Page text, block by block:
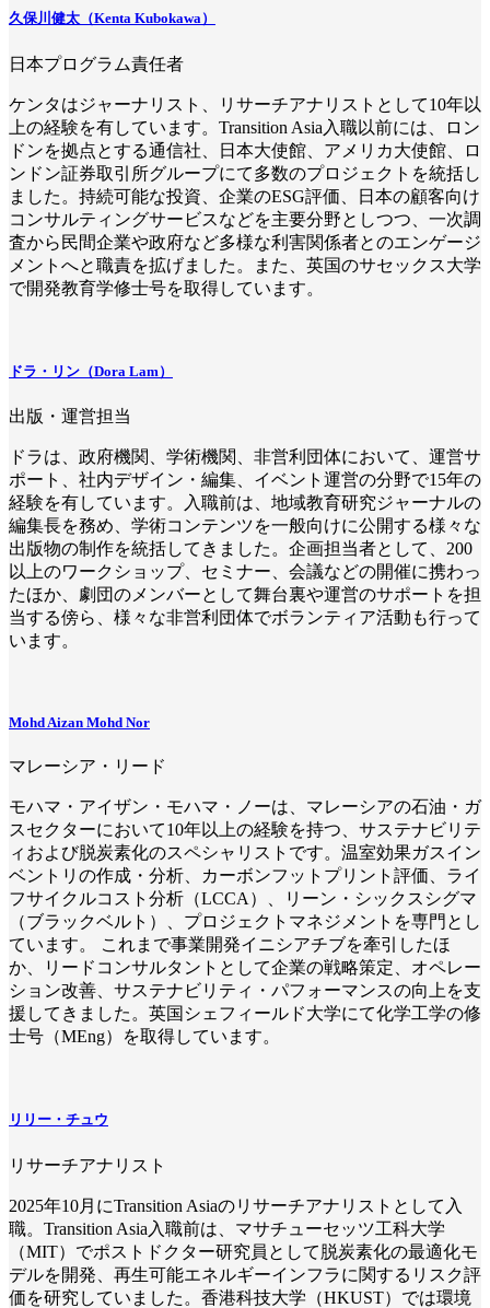
久保川健太（Kenta Kubokawa）
日本プログラム責任者
ケンタはジャーナリスト、リサーチアナリストとして10年以
上の経験を有しています。Transition Asia入職以前には、ロン
ドンを拠点とする通信社、日本大使館、アメリカ大使館、ロ
ンドン証券取引所グループにて多数のプロジェクトを統括し
ました。持続可能な投資、企業のESG評価、日本の顧客向け
コンサルティングサービスなどを主要分野としつつ、一次調
査から民間企業や政府など多様な利害関係者とのエンゲージ
メントへと職責を拡げました。また、英国のサセックス大学
で開発教育学修士号を取得しています。
ドラ・リン（Dora Lam）
出版・運営担当
ドラは、政府機関、学術機関、非営利団体において、運営サ
ポート、社内デザイン・編集、イベント運営の分野で15年の
経験を有しています。入職前は、地域教育研究ジャーナルの
編集長を務め、学術コンテンツを一般向けに公開する様々な
出版物の制作を統括してきました。企画担当者として、200
以上のワークショップ、セミナー、会議などの開催に携わっ
たほか、劇団のメンバーとして舞台裏や運営のサポートを担
当する傍ら、様々な非営利団体でボランティア活動も行って
います。
Mohd Aizan Mohd Nor
マレーシア・リード
モハマ・アイザン・モハマ・ノーは、マレーシアの石油・ガ
スセクターにおいて10年以上の経験を持つ、サステナビリテ
ィおよび脱炭素化のスペシャリストです。温室効果ガスイン
ベントリの作成・分析、カーボンフットプリント評価、ライ
フサイクルコスト分析（LCCA）、リーン・シックスシグマ
（ブラックベルト）、プロジェクトマネジメントを専門とし
ています。 これまで事業開発イニシアチブを牽引したほ
か、リードコンサルタントとして企業の戦略策定、オペレー
ション改善、サステナビリティ・パフォーマンスの向上を支
援してきました。英国シェフィールド大学にて化学工学の修
士号（MEng）を取得しています。
リリー・チュウ
リサーチアナリスト
2025年10月にTransition Asiaのリサーチアナリストとして入
職。Transition Asia入職前は、マサチューセッツ工科大学
（MIT）でポストドクター研究員として脱炭素化の最適化モ
デルを開発、再生可能エネルギーインフラに関するリスク評
価を研究していました。香港科技大学（HKUST）では環境